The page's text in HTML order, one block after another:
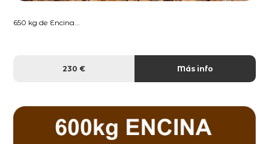
650 kg de Encina...
230 € Más info